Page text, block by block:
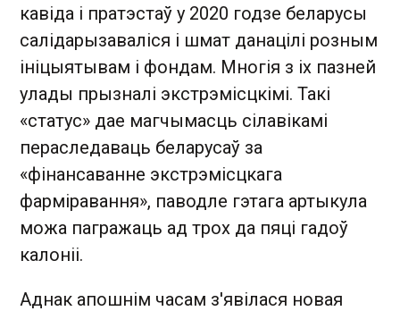
кавіда і пратэстаў у 2020 годзе беларусы
салідарызаваліся і шмат данацілі розным
ініцыятывам і фондам. Многія з іх пазней
улады прызналі экстрэмісцкімі. Такі
«статус» дае магчымасць сілавікамі
пераследаваць беларусаў за
«фінансаванне экстрэмісцкага
фарміравання», паводле гэтага артыкула
можа пагражаць ад трох да пяці гадоў
калоніі.
Аднак апошнім часам з'явілася новая